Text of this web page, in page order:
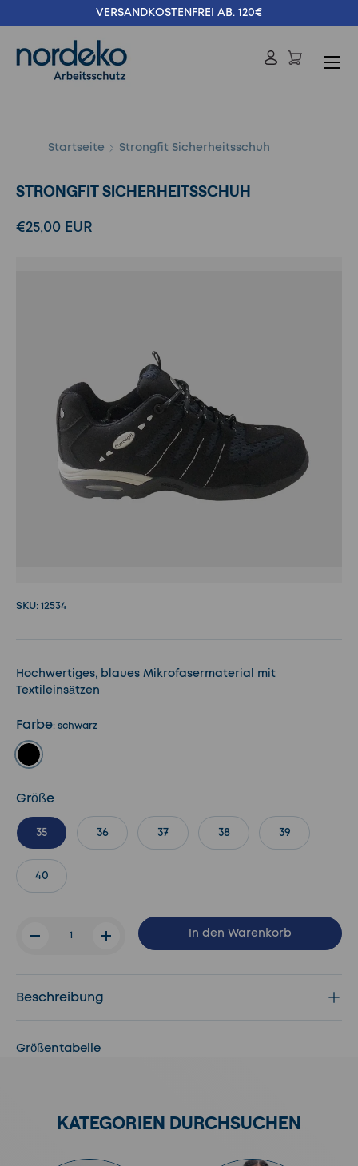
Direkt zum Inhalt
VERSANDKOSTENFREI AB. 120€
Einloggen
Startseite Strongfit Sicherheitsschuh
STRONGFIT SICHERHEITSSCHUH
€25,00 EUR
SKU: 12534
Hochwertiges, blaues Mikrofasermaterial mit
Textileinsätzen
Farbe: schwarz
schwarz
Größe
35 36 37 38 39
40
-
+
In den Warenkorb
Beschreibung
Größentabelle
KATEGORIEN DURCHSUCHEN